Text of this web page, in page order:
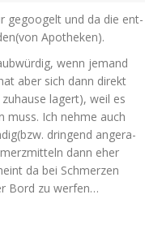
gegoo­gelt und da die ent­
Apotheken).
wenn jemand
aber sich dann direkt
lagert), weil es
muss. Ich neh­me auch
drin­gend ange­ra­
dann eher
da bei Schmer­zen
Bord zu werfen…